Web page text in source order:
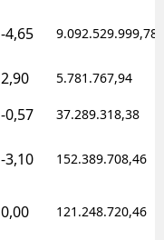
-4,65 9.092.529.999,78
2,90 5.781.767,94
-0,57 37.289.318,38
-3,10 152.389.708,46
0,00 121.248.720,46